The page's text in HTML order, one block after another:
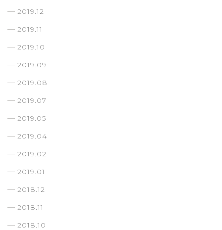
2019.12
2019.11
2019.10
2019.09
2019.08
2019.07
2019.05
2019.04
2019.02
2019.01
2018.12
2018.11
2018.10